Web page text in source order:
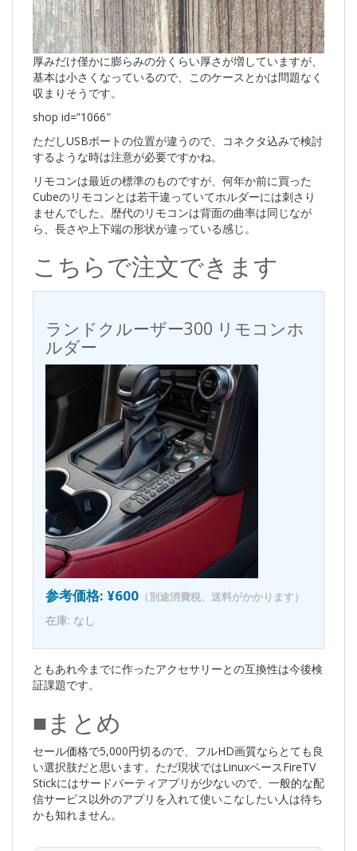
厚みだけ僅かに膨らみの分くらい厚さが増していますが、
基本は小さくなっているので、このケースとかは問題なく
収まりそうです。
shop id=”1066″
ただしUSBポートの位置が違うので、コネクタ込みで検討
するような時は注意が必要ですかね。
リモコンは最近の標準のものですが、何年か前に買った
Cubeのリモコンとは若干違っていてホルダーには刺さり
ませんでした。歴代のリモコンは背面の曲率は同じなが
ら、長さや上下端の形状が違っている感じ。
こちらで注文できます
ランドクルーザー300 リモコンホ
ルダー
参考価格: ¥600 （別途消費税、送料がかかります）
在庫: なし
ともあれ今までに作ったアクセサリーとの互換性は今後検
証課題です。
■まとめ
セール価格で5,000円切るので、フルHD画質ならとても良
い選択肢だと思います。ただ現状ではLinuxベースFireTV
Stickにはサードパーティアプリが少ないので、一般的な配
信サービス以外のアプリを入れて使いこなしたい人は待ち
かも知れません。